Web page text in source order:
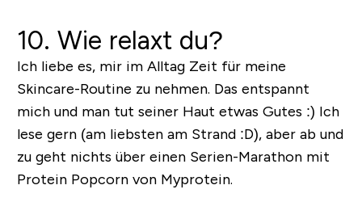
10. Wie relaxt du?
Ich liebe es, mir im Alltag Zeit für meine
Skincare-Routine zu nehmen. Das entspannt
mich und man tut seiner Haut etwas Gutes :) Ich
lese gern (am liebsten am Strand :D), aber ab und
zu geht nichts über einen Serien-Marathon mit
Protein Popcorn von Myprotein.